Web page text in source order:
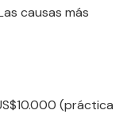
causas más
(práctica